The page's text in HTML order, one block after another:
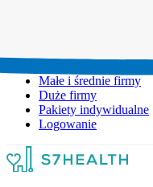
Małe i średnie firmy
Duże firmy
Pakiety indywidualne
Logowanie